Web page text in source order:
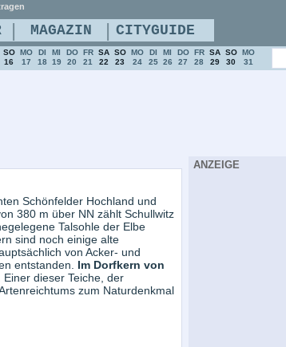
Schönfelder Hochland und
380 m über NN zählt Schullwitz
Talsohle der Elbe
sind noch einige alte
von Acker- und
entstanden. Im Dorfkern von
dieser Teiche, der
zum Naturdenkmal
ANZEIGE
| MAGAZIN | CITYGUIDE
SO
16
MO
17
DI
18
MI
19
DO
20
FR
21
SA
22
SO
23
MO
24
DI
25
MI
26
DO
27
FR
28
SA
29
SO
30
MO
31